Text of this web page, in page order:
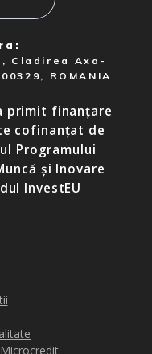
Cladirea Axa-
ROMANIA
primit finanțare
cofinanțat de
Programului
și Inovare
InvestEU